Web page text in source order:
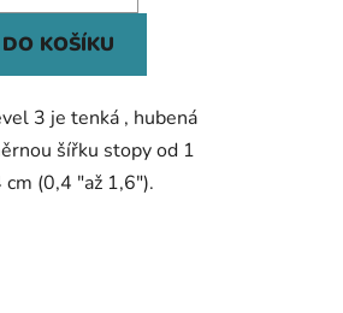
DO KOŠÍKU
3 je tenká , hubená
šířku stopy od 1
cm (0,4 "až 1,6").